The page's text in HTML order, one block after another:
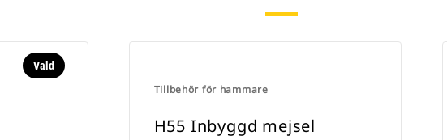
Vald
Tillbehör för hammare
H55 Inbyggd mejsel